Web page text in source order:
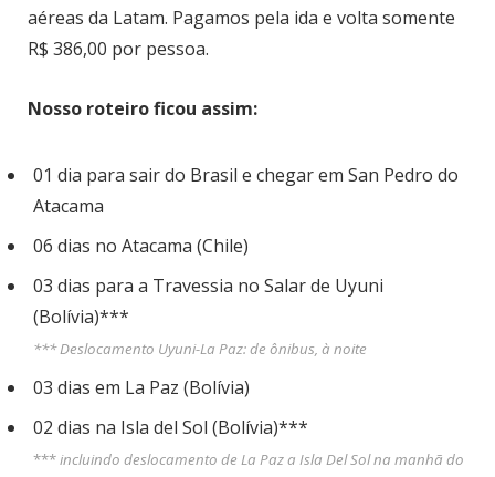
aéreas da Latam. Pagamos pela ida e volta somente
R$ 386,00 por pessoa.
Nosso roteiro ficou assim:
01 dia para sair do Brasil e chegar em San Pedro do
Atacama
06 dias no Atacama (Chile)
03 dias para a Travessia no Salar de Uyuni
(Bolívia)***
*** Deslocamento Uyuni-La Paz: de ônibus, à noite
03 dias em La Paz (Bolívia)
02 dias na Isla del Sol (Bolívia)***
***incluindo deslocamento de La Paz a Isla Del Sol na manhã do